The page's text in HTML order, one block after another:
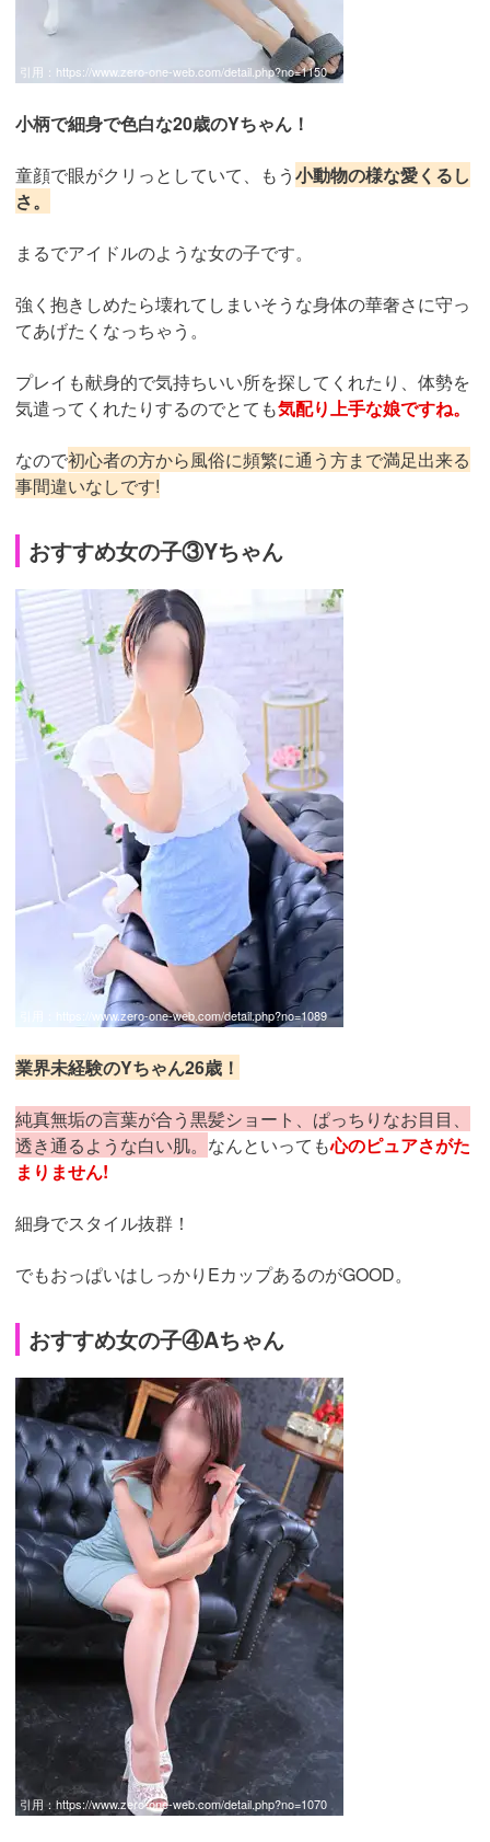
引用： https://www.zero-one-web.com/detail.php?no=1150
小柄で細身で色白な20歳のYちゃん！
童顔で眼がクリっとしていて、もう小動物の様な愛くるし
さ。
まるでアイドルのような女の子です。
強く抱きしめたら壊れてしまいそうな身体の華奢さに守っ
てあげたくなっちゃう。
プレイも献身的で気持ちいい所を探してくれたり、体勢を
気遣ってくれたりするのでとても気配り上手な娘ですね。
なので初心者の方から風俗に頻繁に通う方まで満足出来る
事間違いなしです!
おすすめ女の子③Yちゃん
https://www.zero-one-web.com/detail.php?no=1089
業界未経験のYちゃん26歳！
純真無垢の言葉が合う黒髪ショート、ぱっちりなお目目、
透き通るような白い肌。 なんといっても心のピュアさがた
まりません!
細身でスタイル抜群！
でもおっぱいはしっかりEカップあるのがGOOD。
おすすめ女の子④Aちゃん
引用： https://www.zero-one-web.com/detail.php?no=1070